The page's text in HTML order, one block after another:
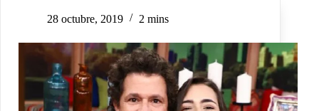
28 octubre, 2019 2 mins